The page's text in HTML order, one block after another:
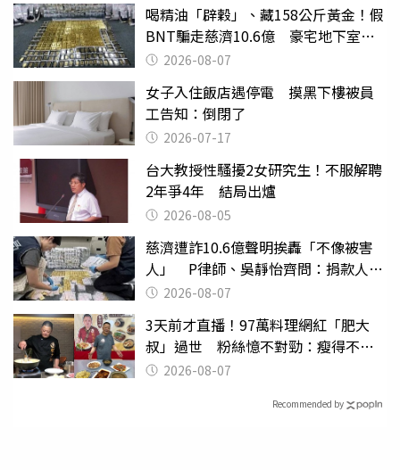
喝精油「辟穀」、藏158公斤黃金！假
BNT騙走慈濟10.6億 豪宅地下室竟
挖出乾鮑金庫
2026-08-07
女子入住飯店遇停電 摸黑下樓被員
工告知：倒閉了
2026-07-17
台大教授性騷擾2女研究生！不服解聘
2年爭4年 結局出爐
2026-08-05
慈濟遭詐10.6億聲明挨轟「不像被害
人」 P律師、吳靜怡齊問：捐款人有
權知道真相
2026-08-07
3天前才直播！97萬料理網紅「肥大
叔」過世 粉絲憶不對勁：瘦得不合
理 2026-08-07
Recommended by